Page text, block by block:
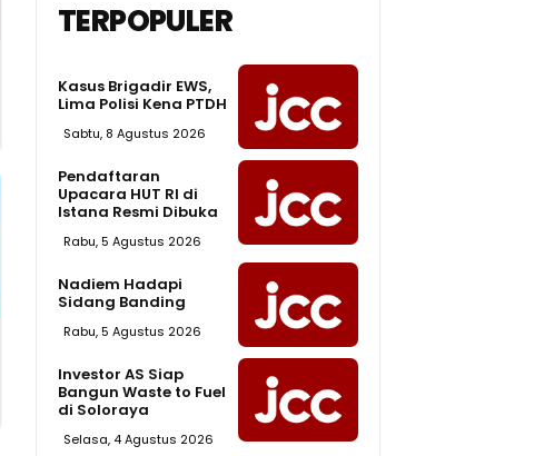
TERPOPULER
Kasus Brigadir EWS,
Lima Polisi Kena PTDH
Sabtu, 8 Agustus 2026
Pendaftaran
Upacara HUT RI di
Istana Resmi Dibuka
Rabu, 5 Agustus 2026
Nadiem Hadapi
Sidang Banding
Rabu, 5 Agustus 2026
Investor AS Siap
Bangun Waste to Fuel
di Soloraya
Selasa, 4 Agustus 2026